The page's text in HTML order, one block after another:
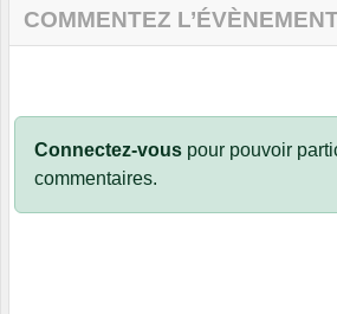
COMMENTEZ
Connectez-vous pour pouvoir
commentaires.